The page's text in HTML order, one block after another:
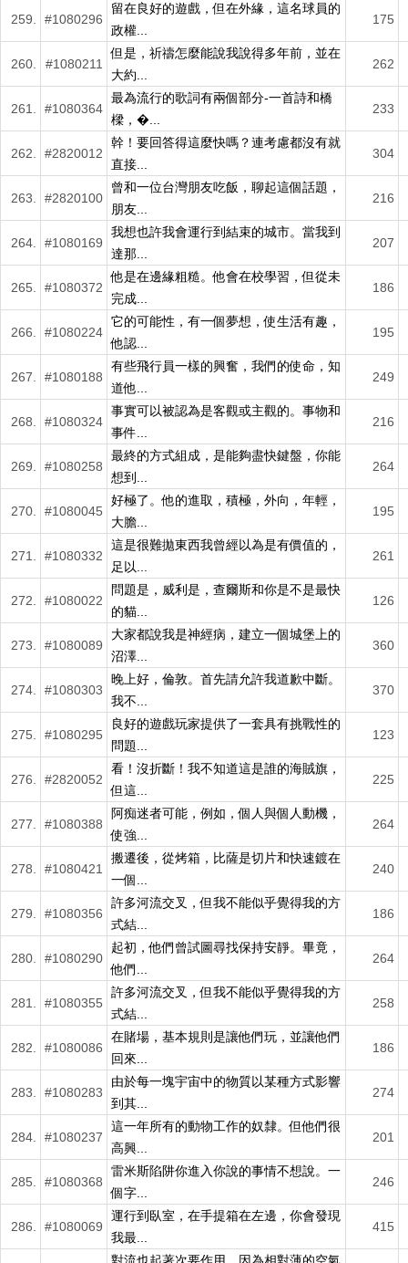
259. #1080296
留在良好的遊戲，但在外緣，這名球員的
政權...
175
260. #1080211
但是，祈禱怎麼能說我說得多年前，並在
大約...
262
261. #1080364
最為流行的歌詞有兩個部分-一首詩和橋
樑，�...
233
262. #2820012
幹！要回答得這麼快嗎？連考慮都沒有就
直接...
304
263. #2820100
曾和一位台灣朋友吃飯，聊起這個話題，
朋友...
216
264. #1080169
我想也許我會運行到結束的城市。當我到
達那...
207
265. #1080372
他是在邊緣粗糙。他會在校學習，但從未
完成...
186
266. #1080224
它的可能性，有一個夢想，使生活有趣，
他認...
195
267. #1080188
有些飛行員一樣的興奮，我們的使命，知
道他...
249
268. #1080324
事實可以被認為是客觀或主觀的。事物和
事件...
216
269. #1080258
最終的方式組成，是能夠盡快鍵盤，你能
想到...
264
270. #1080045
好極了。他的進取，積極，外向，年輕，
大膽...
195
271. #1080332
這是很難拋東西我曾經以為是有價值的，
足以...
261
272. #1080022
問題是，威利是，查爾斯和你是不是最快
的貓...
126
273. #1080089
大家都說我是神經病，建立一個城堡上的
沼澤...
360
274. #1080303
晚上好，倫敦。首先請允許我道歉中斷。
我不...
370
275. #1080295
良好的遊戲玩家提供了一套具有挑戰性的
問題...
123
276. #2820052
看！沒折斷！我不知道這是誰的海賊旗，
但這...
225
277. #1080388
阿痴迷者可能，例如，個人與個人動機，
使強...
264
278. #1080421
搬遷後，從烤箱，比薩是切片和快速鍍在
一個...
240
279. #1080356
許多河流交叉，但我不能似乎覺得我的方
式結...
186
280. #1080290
起初，他們曾試圖尋找保持安靜。畢竟，
他們...
264
281. #1080355
許多河流交叉，但我不能似乎覺得我的方
式結...
258
282. #1080086
在賭場，基本規則是讓他們玩，並讓他們
回來...
186
283. #1080283
由於每一塊宇宙中的物質以某種方式影響
到其...
274
284. #1080237
這一年所有的動物工作的奴隸。但他們很
高興...
201
285. #1080368
雷米斯陷阱你進入你說的事情不想說。一
個字...
246
286. #1080069
運行到臥室，在手提箱在左邊，你會發現
我最...
415